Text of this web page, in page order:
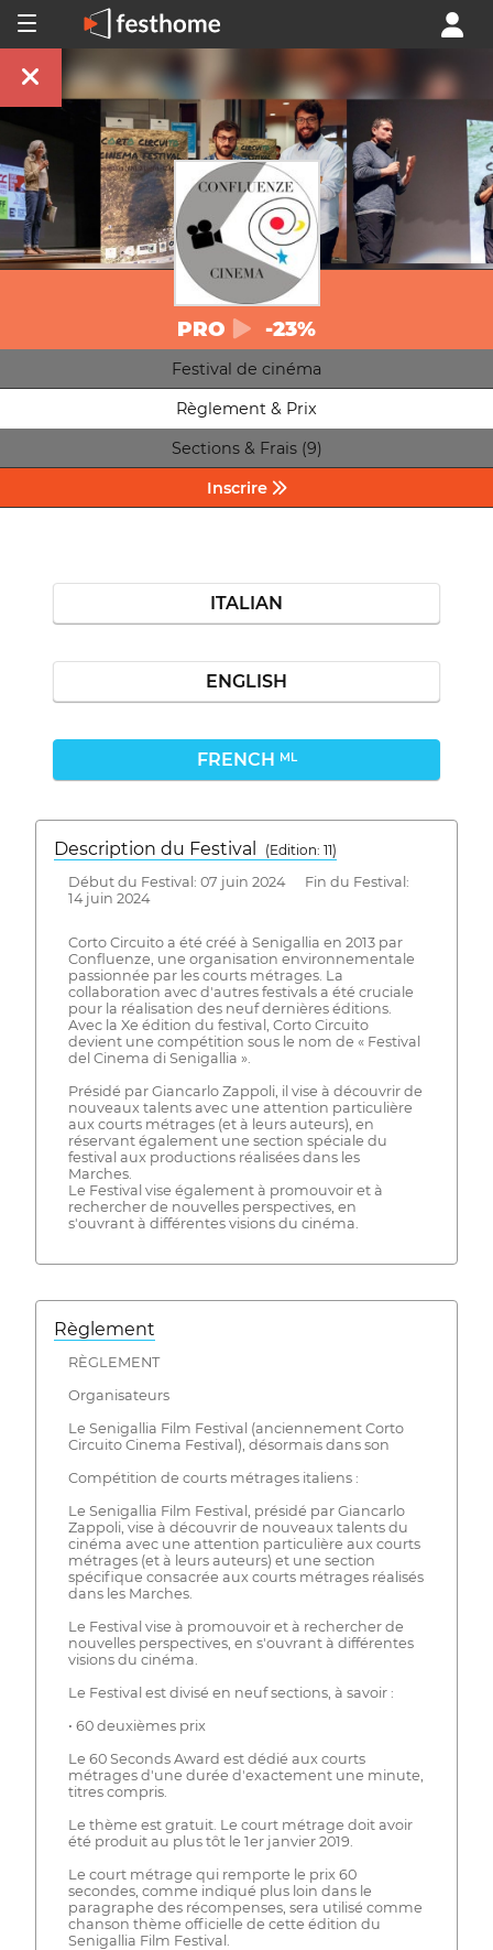
PRO -23%
Festival de cinéma
Règlement & Prix
Sections & Frais (9)
Inscrire
ITALIAN
ENGLISH
FRENCH ML
Description du Festival
( Edition: 11)
Début du Festival: 07 juin 2024 Fin du Festival:
14 juin 2024
Corto Circuito a été créé à Senigallia en 2013 par
Confluenze, une organisation environnementale
passionnée par les courts métrages. La
collaboration avec d'autres festivals a été cruciale
pour la réalisation des neuf dernières éditions.
Avec la Xe édition du festival, Corto Circuito
devient une compétition sous le nom de « Festival
del Cinema di Senigallia ».
Présidé par Giancarlo Zappoli, il vise à découvrir de
nouveaux talents avec une attention particulière
aux courts métrages (et à leurs auteurs), en
réservant également une section spéciale du
festival aux productions réalisées dans les
Marches.
Le Festival vise également à promouvoir et à
rechercher de nouvelles perspectives, en
s'ouvrant à différentes visions du cinéma.
Règlement
RÈGLEMENT
Organisateurs
Le Senigallia Film Festival (anciennement Corto
Circuito Cinema Festival), désormais dans son
Compétition de courts métrages italiens :
Le Senigallia Film Festival, présidé par Giancarlo
Zappoli, vise à découvrir de nouveaux talents du
cinéma avec une attention particulière aux courts
métrages (et à leurs auteurs) et une section
spécifique consacrée aux courts métrages réalisés
dans les Marches.
Le Festival vise à promouvoir et à rechercher de
nouvelles perspectives, en s'ouvrant à différentes
visions du cinéma.
Le Festival est divisé en neuf sections, à savoir :
• 60 deuxièmes prix
Le 60 Seconds Award est dédié aux courts
métrages d'une durée d'exactement une minute,
titres compris.
Le thème est gratuit. Le court métrage doit avoir
été produit au plus tôt le 1er janvier 2019.
Le court métrage qui remporte le prix 60
secondes, comme indiqué plus loin dans le
paragraphe des récompenses, sera utilisé comme
chanson thème officielle de cette édition du
Senigallia Film Festival.